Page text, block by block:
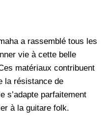
a rassemblé tous les
vie à cette belle
matériaux contribuent
la résistance de
s’adapte parfaitement
à la guitare folk.